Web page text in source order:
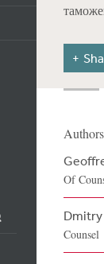
Search
Of
Dmitry
Counsel